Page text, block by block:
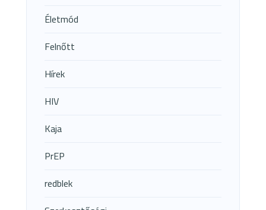
Életmód
Felnőtt
Hírek
HIV
Kaja
PrEP
redblek